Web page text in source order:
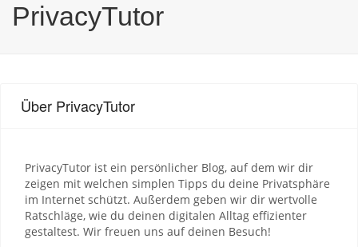
PrivacyTutor
Über PrivacyTutor
PrivacyTutor ist ein persönlicher Blog, auf dem wir dir
zeigen mit welchen simplen Tipps du deine Privatsphäre
im Internet schützt. Außerdem geben wir dir wertvolle
Ratschläge, wie du deinen digitalen Alltag effizienter
gestaltest. Wir freuen uns auf deinen Besuch!